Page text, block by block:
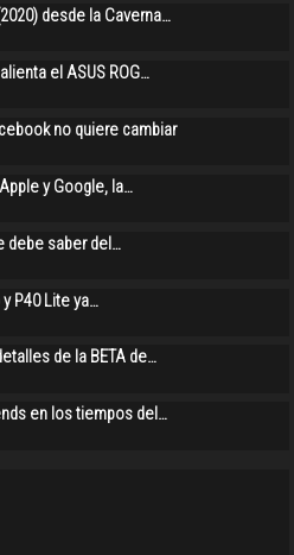
desde la Caverna…
el ASUS ROG…
no quiere cambiar
y Google, la…
debe saber del…
P40 Lite ya…
de la BETA de…
en los tiempos del…